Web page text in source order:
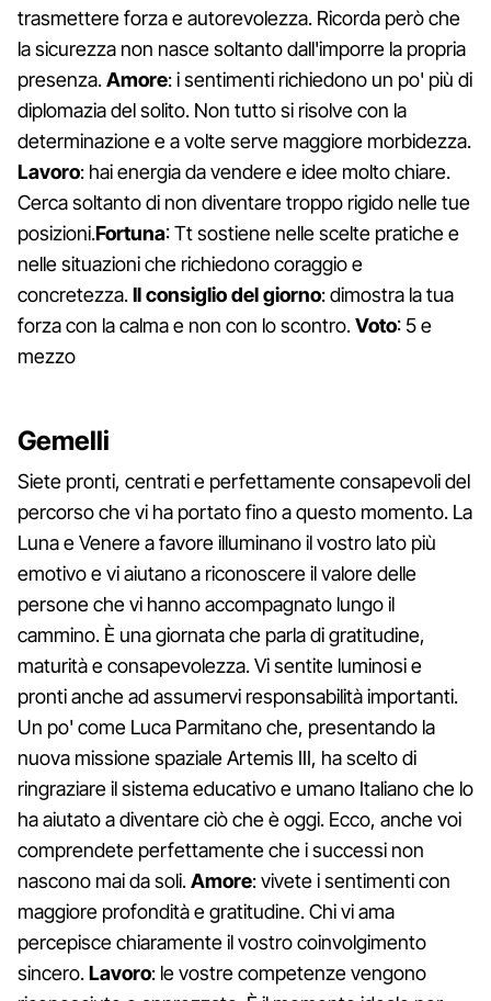
trasmettere forza e autorevolezza. Ricorda però che
la sicurezza non nasce soltanto dall'imporre la propria
presenza.Amore: i sentimenti richiedono un po' più di
diplomazia del solito. Non tutto si risolve con la
determinazione e a volte serve maggiore morbidezza.
Lavoro: hai energia da vendere e idee molto chiare.
Cerca soltanto di non diventare troppo rigido nelle tue
posizioni.Fortuna: Tt sostiene nelle scelte pratiche e
nelle situazioni che richiedono coraggio e
concretezza.Il consiglio del giorno: dimostra la tua
forza con la calma e non con lo scontro.Voto: 5 e
mezzo
Gemelli
Siete pronti, centrati e perfettamente consapevoli del
percorso che vi ha portato fino a questo momento. La
Luna e Venere a favore illuminano il vostro lato più
emotivo e vi aiutano a riconoscere il valore delle
persone che vi hanno accompagnato lungo il
cammino. È una giornata che parla di gratitudine,
maturità e consapevolezza. Vi sentite luminosi e
pronti anche ad assumervi responsabilità importanti.
Un po' come Luca Parmitano che, presentando la
nuova missione spaziale Artemis III, ha scelto di
ringraziare il sistema educativo e umano Italiano che lo
ha aiutato a diventare ciò che è oggi. Ecco, anche voi
comprendete perfettamente che i successi non
nascono mai da soli.Amore: vivete i sentimenti con
maggiore profondità e gratitudine. Chi vi ama
percepisce chiaramente il vostro coinvolgimento
sincero.Lavoro: le vostre competenze vengono